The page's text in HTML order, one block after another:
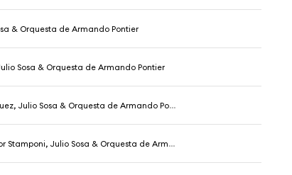
& Orquesta de Armando Pontier
Sosa & Orquesta de Armando Pontier
Julio Sosa & Orquesta de Armando Pontier
Julio Sosa & Orquesta de Armando Pontier